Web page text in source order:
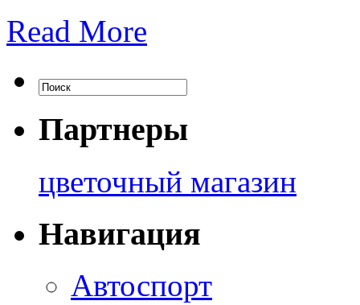
Read More
Партнеры
цветочный магазин
Навигация
Автоспорт